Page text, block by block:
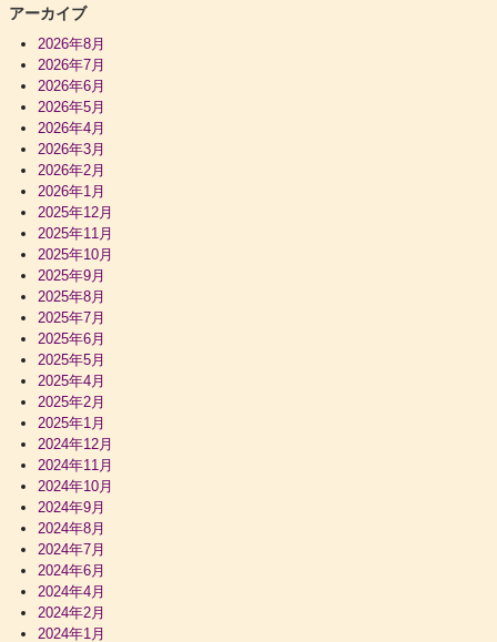
アーカイブ
2026年8月
2026年7月
2026年6月
2026年5月
2026年4月
2026年3月
2026年2月
2026年1月
2025年12月
2025年11月
2025年10月
2025年9月
2025年8月
2025年7月
2025年6月
2025年5月
2025年4月
2025年2月
2025年1月
2024年12月
2024年11月
2024年10月
2024年9月
2024年8月
2024年7月
2024年6月
2024年4月
2024年2月
2024年1月